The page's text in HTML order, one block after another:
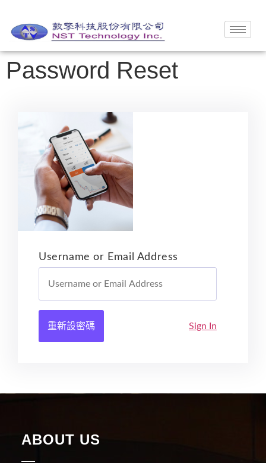
Password Reset
Username or Email Address
重新設密碼 Sign In
ABOUT US